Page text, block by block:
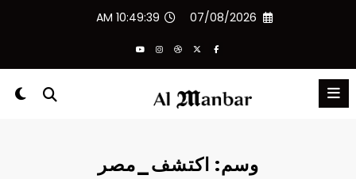
07/08/2026
10:49:39 AM
وسم: اكتشف_مصر